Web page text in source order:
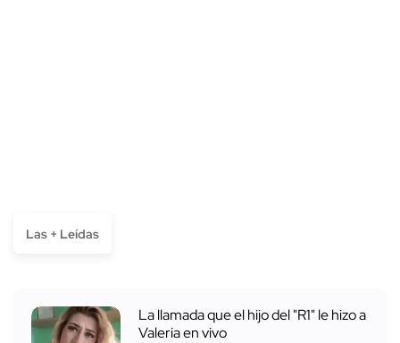
Las + Leídas
La llamada que el hijo del "R1" le hizo a
Valeria en vivo